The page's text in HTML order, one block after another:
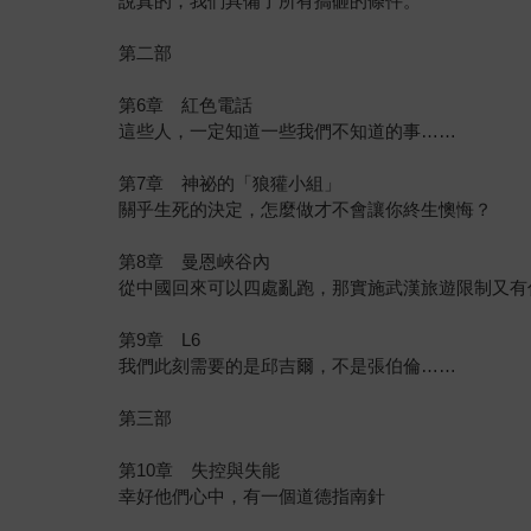
第二部
第6章 紅色電話
這些人，一定知道一些我們不知道的事……
第7章 神祕的「狼獾小組」
關乎生死的決定，怎麼做才不會讓你終生懊悔？
第8章 曼恩峽谷內
從中國回來可以四處亂跑，那實施武漢旅遊限制又有
第9章 L6
我們此刻需要的是邱吉爾，不是張伯倫……
第三部
第10章 失控與失能
幸好他們心中，有一個道德指南針